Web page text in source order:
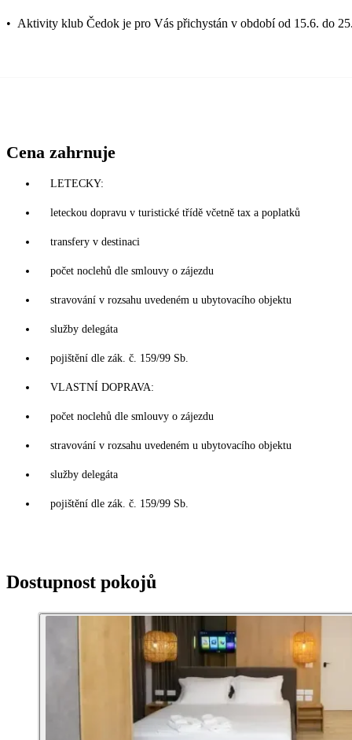
• Aktivity klub Čedok je pro Vás přichystán v období od 15.6. do
Cena zahrnuje
LETECKY:
leteckou dopravu v turistické třídě včetně tax a poplatků
transfery v destinaci
počet noclehů dle smlouvy o zájezdu
stravování v rozsahu uvedeném u ubytovacího objektu
služby delegáta
pojištění dle zák. č. 159/99 Sb.
VLASTNÍ DOPRAVA:
počet noclehů dle smlouvy o zájezdu
stravování v rozsahu uvedeném u ubytovacího objektu
služby delegáta
pojištění dle zák. č. 159/99 Sb.
Dostupnost pokojů